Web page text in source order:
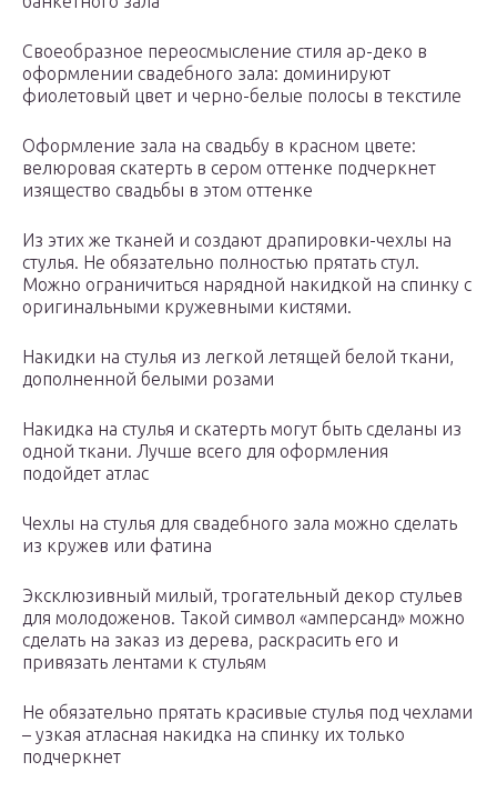
Своеобразное переосмысление стиля ар-деко в
оформлении свадебного зала: доминируют
фиолетовый цвет и черно-белые полосы в текстиле
Оформление зала на свадьбу в красном цвете:
велюровая скатерть в сером оттенке подчеркнет
изящество свадьбы в этом оттенке
Из этих же тканей и создают драпировки-чехлы на
стулья. Не обязательно полностью прятать стул.
Можно ограничиться нарядной накидкой на спинку с
оригинальными кружевными кистями.
Накидки на стулья из легкой летящей белой ткани,
дополненной белыми розами
Накидка на стулья и скатерть могут быть сделаны из
одной ткани. Лучше всего для оформления
подойдет атлас
Чехлы на стулья для свадебного зала можно сделать
из кружев или фатина
Эксклюзивный милый, трогательный декор стульев
для молодоженов. Такой символ «амперсанд» можно
сделать на заказ из дерева, раскрасить его и
привязать лентами к стульям
Не обязательно прятать красивые стулья под чехлами
– узкая атласная накидка на спинку их только
подчеркнет